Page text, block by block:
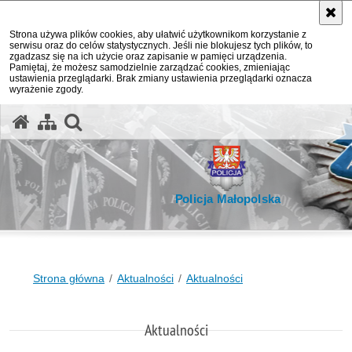
Strona używa plików cookies, aby ułatwić użytkownikom korzystanie z
serwisu oraz do celów statystycznych. Jeśli nie blokujesz tych plików, to
zgadzasz się na ich użycie oraz zapisanie w pamięci urządzenia.
Pamiętaj, że możesz samodzielnie zarządzać cookies, zmieniając
ustawienia przeglądarki. Brak zmiany ustawienia przeglądarki oznacza
wyrażenie zgody.
Policja Małopolska
Strona główna Aktualności Aktualności
Aktualności